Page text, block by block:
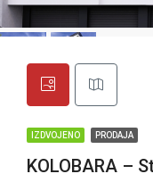
IZDVOJENO PRODAJA
KOLOBARA –